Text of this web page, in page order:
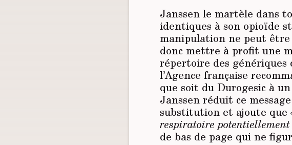
Janssen le martèle dans
identiques à son opioïde
manipulation ne peut être
donc mettre à profit une
répertoire des
l’Agence française
que soit du Durogesic à
Janssen réduit ce
substitution et ajoute que
respiratoire
de bas de page qui ne